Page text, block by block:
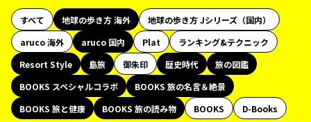
すべて 地球の歩き方 海外
地球の歩き方 Jシリーズ（国内）
aruco 海外
aruco 国内 Plat
ランキング&テクニック
Resort Style
島旅 御朱印 歴史時代
旅の図鑑
BOOKS スペシャルコラボ
BOOKS 旅の名言＆絶景
BOOKS 旅と健康
BOOKS 旅の読み物 BOOKS
D-Books